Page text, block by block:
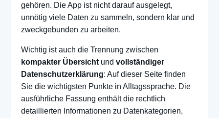
gehören. Die App ist nicht darauf ausgelegt,
unnötig viele Daten zu sammeln, sondern klar und
zweckgebunden zu arbeiten.
Wichtig ist auch die Trennung zwischen
kompakter Übersicht und vollständiger
Datenschutzerklärung: Auf dieser Seite finden
Sie die wichtigsten Punkte in Alltagssprache. Die
ausführliche Fassung enthält die rechtlich
detaillierten Informationen zu Datenkategorien,